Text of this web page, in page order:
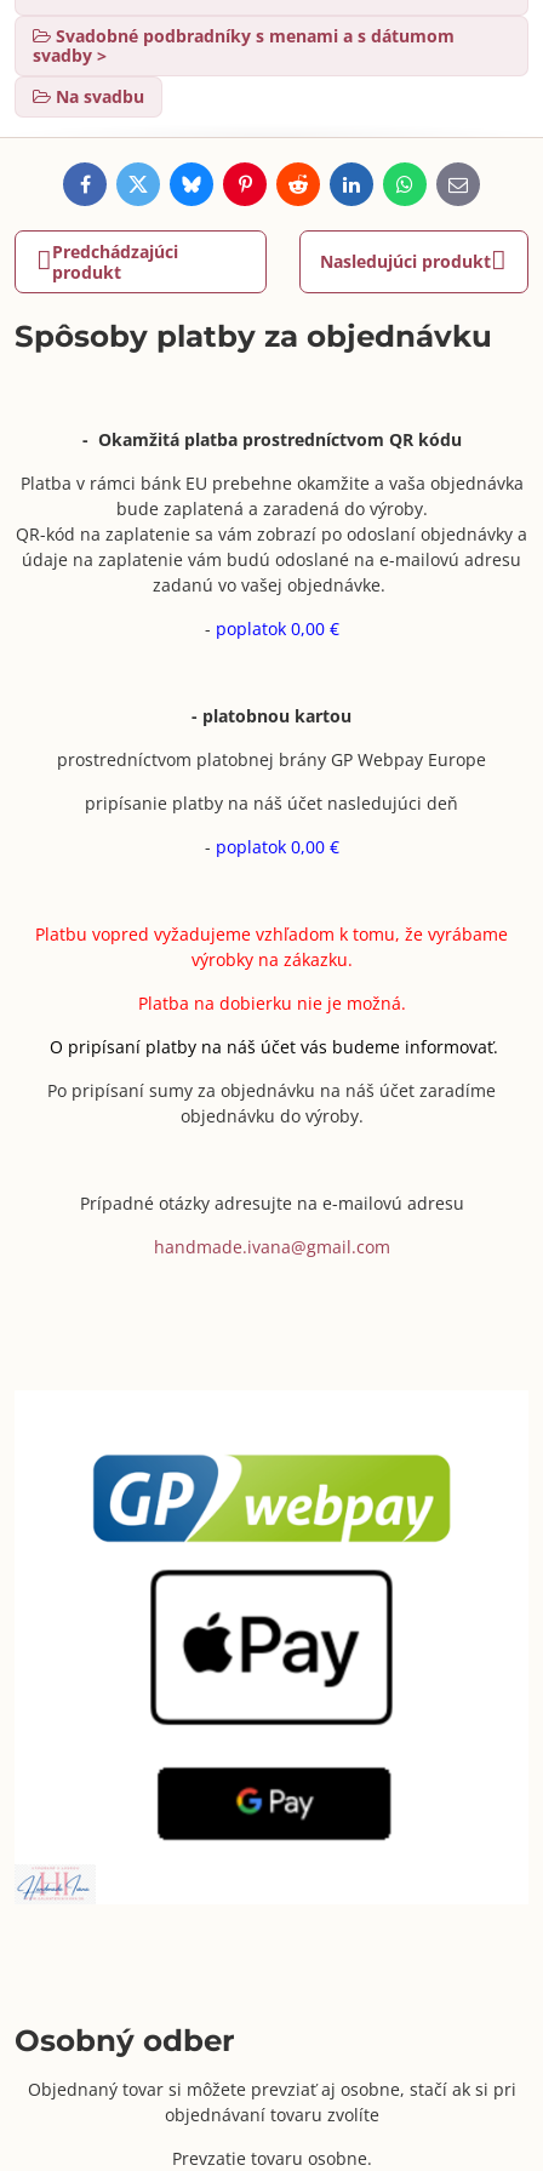
Svadobné podbradníky s menami a s dátumom
svadby >
Na svadbu
FacebookTwitterBlueskyPinterestRedditLinkedInWhatsApp
E-
mail
Predchádzajúci
produkt
Nasledujúci produkt
Spôsoby platby za objednávku
- Okamžitá platba prostredníctvom QR kódu
Platba v rámci bánk EU prebehne okamžite a vaša objednávka
bude zaplatená a zaradená do výroby.
QR-kód na zaplatenie sa vám zobrazí po odoslaní objednávky a
údaje na zaplatenie vám budú odoslané na e-mailovú adresu
zadanú vo vašej objednávke.
- poplatok 0,00 €
- platobnou kartou
prostredníctvom platobnej brány GP Webpay Europe
pripísanie platby na náš účet nasledujúci deň
- poplatok 0,00 €
Platbu vopred vyžadujeme vzhľadom k tomu, že vyrábame
výrobky na zákazku.
Platba na dobierku nie je možná.
O pripísaní platby na náš účet vás budeme informovať.
Po pripísaní sumy za objednávku na náš účet zaradíme
objednávku do výroby.
Prípadné otázky adresujte na e-mailovú adresu
handmade.ivana@gmail.com
Osobný odber
Objednaný tovar si môžete prevziať aj osobne, stačí ak si pri
objednávaní tovaru zvolíte
Prevzatie tovaru osobne.